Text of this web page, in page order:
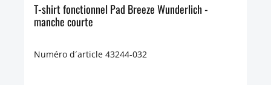
T-shirt fonctionnel Pad Breeze Wunderlich -
manche courte
Numéro d´article 43244-032